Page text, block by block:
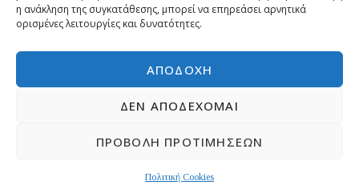
η ανάκληση της συγκατάθεσης, μπορεί να επηρεάσει αρνητικά
ορισμένες λειτουργίες και δυνατότητες.
ΑΠΟΔΟΧΉ
ΔΕΝ ΑΠΟΔΈΧΟΜΑΙ
ΠΡΟΒΟΛΉ ΠΡΟΤΙΜΉΣΕΩΝ
Πολιτική Cookies
Copyright © 2026 | Developed byPr-om.gr
ΠΟΛΙΤΙΚΗ ΑΠΟΡΡΗΤΟΥΕΠΙΚΟΙΝΩΝΙΑ